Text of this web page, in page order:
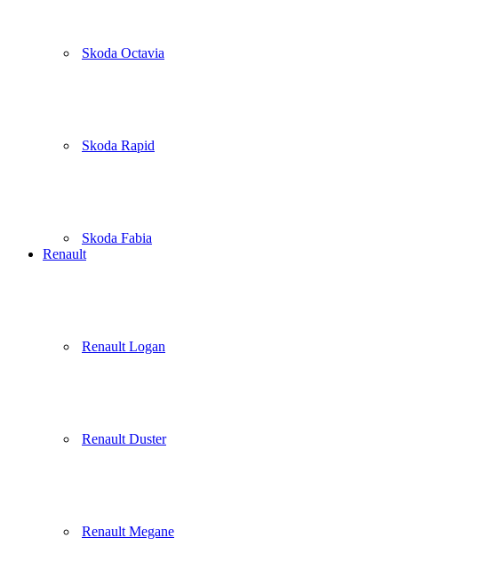
Skoda Octavia
Skoda Rapid
Skoda Fabia
Renault
Renault Logan
Renault Duster
Renault Megane